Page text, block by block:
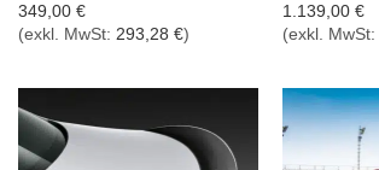
349,00 €
(exkl. MwSt: 293,28 €)
1.139,00 €
(exkl. MwSt: